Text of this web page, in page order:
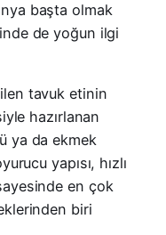
başta olmak
de yoğun ilgi
tavuk etinin
hazırlanan
ya da ekmek
yapısı, hızlı
en çok
biri